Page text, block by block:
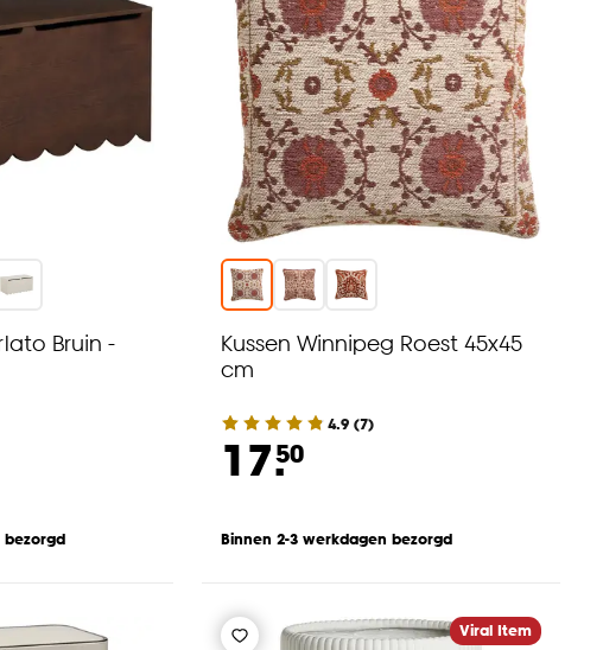
Bruin -
bezorgd
Kussen Winnipeg Roest 45x45
cm
4.9 (7)
17.50
Binnen 2-3 werkdagen bezorgd
Viral Item